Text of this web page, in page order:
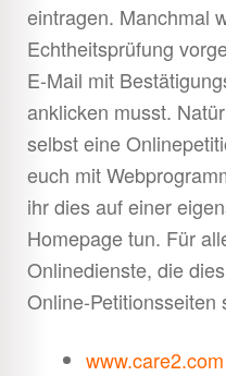
Direct
Recherchen
Pressearbeit
eintragen. Manchmal
Echtheitsprüfung
E-Mail mit
anklicken musst.
selbst eine
euch mit
ihr dies auf einer
Homepage tun. Für
Onlinedienste, die
Online-Petitionsseiten
www.care2.com